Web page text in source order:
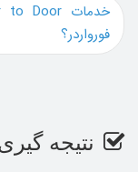
فورواردر؟
نتیجه